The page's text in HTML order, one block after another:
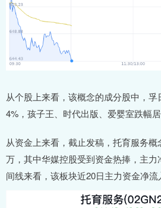
从个股上来看，该概念的成分股中，
4%，孩子王、时代出版、爱婴室跌幅居
从资金上来看，截止发稿，托育服务概
万，其中华媒控股受到资金热捧，主
间线来看，该板块近20日主力资金净流